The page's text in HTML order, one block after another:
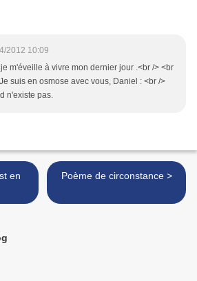
2012 10:09
m'éveille à vivre mon dernier jour .<br /> <br
suis en osmose avec vous, Daniel : <br />
n'existe pas.
Poème de circonstance >